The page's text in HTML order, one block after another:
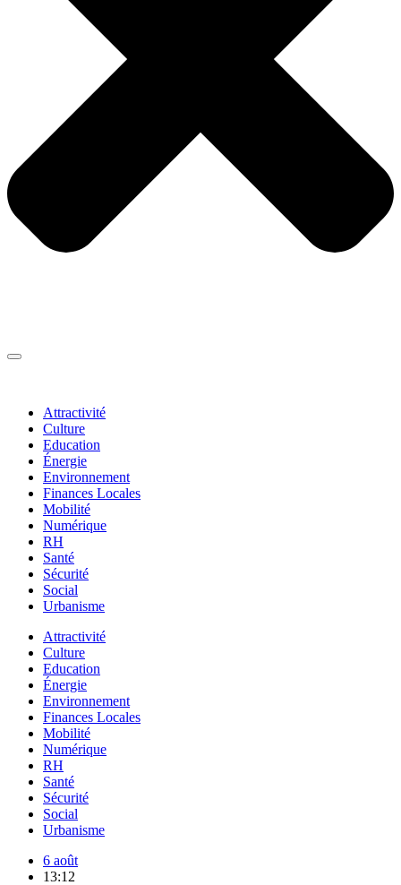
Attractivité
Culture
Education
Énergie
Environnement
Finances Locales
Mobilité
Numérique
RH
Santé
Sécurité
Social
Urbanisme
Attractivité
Culture
Education
Énergie
Environnement
Finances Locales
Mobilité
Numérique
RH
Santé
Sécurité
Social
Urbanisme
6 août
13:12